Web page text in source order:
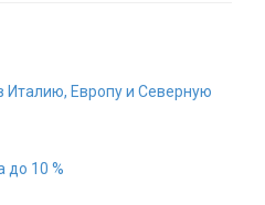
Италию, Европу и Северную
до 10 %